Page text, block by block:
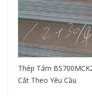
Thép Tấm
Cắt Theo Yêu Cầu